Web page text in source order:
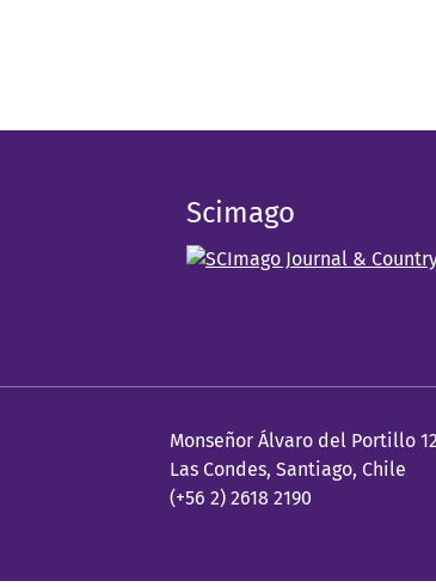
Scimago
Monseñor Álvaro del Portillo
Las Condes, Santiago, Chile
(+56 2) 2618 2190